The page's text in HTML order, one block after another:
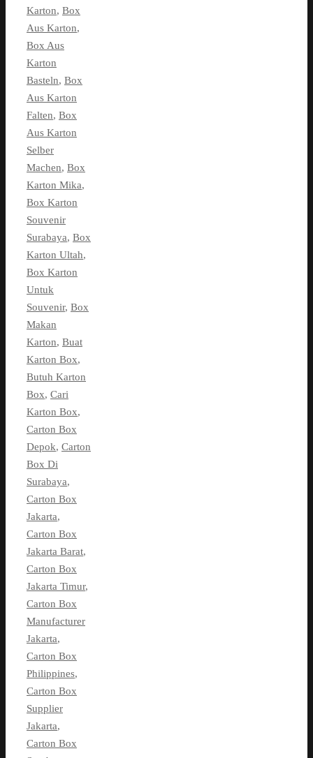
Karton, Box
Aus Karton,
Box Aus
Karton
Basteln, Box
Aus Karton
Falten, Box
Aus Karton
Selber
Machen, Box
Karton Mika,
Box Karton
Souvenir
Surabaya, Box
Karton Ultah,
Box Karton
Untuk
Souvenir, Box
Makan
Karton, Buat
Karton Box,
Butuh Karton
Box, Cari
Karton Box,
Carton Box
Depok, Carton
Box Di
Surabaya,
Carton Box
Jakarta,
Carton Box
Jakarta Barat,
Carton Box
Jakarta Timur,
Carton Box
Manufacturer
Jakarta,
Carton Box
Philippines,
Carton Box
Supplier
Jakarta,
Carton Box